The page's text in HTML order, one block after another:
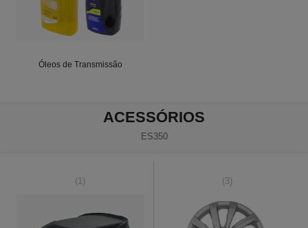
Óleos de Transmissão
ACESSÓRIOS
ES350
(1) (3)